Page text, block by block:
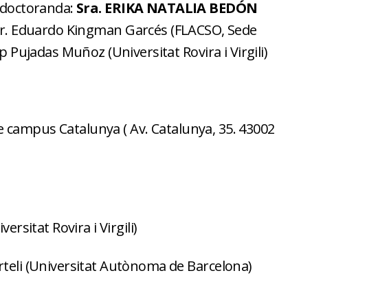
Sra. ERIKA NATALIA BEDÓN
Eduardo Kingman Garcés (FLACSO, Sede
Pujadas Muñoz (Universitat Rovira i Virgili)
Catalunya ( Av. Catalunya, 35. 43002
Rovira i Virgili)
(Universitat Autònoma de Barcelona)